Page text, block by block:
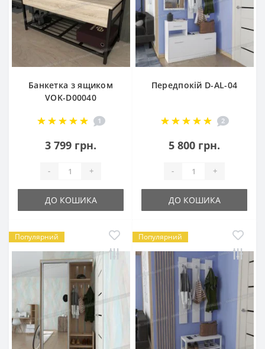
Банкетка з ящиком
VOK-D00040
1
3 799 грн.
- +
ДО КОШИКА
Передпокій D-AL-04
2
5 800 грн.
- +
ДО КОШИКА
Популярний Популярний